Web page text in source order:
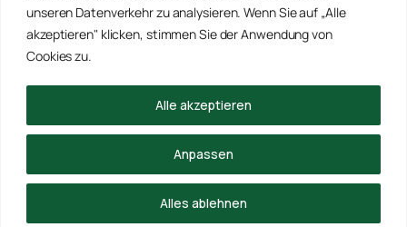
unseren Datenverkehr zu analysieren. Wenn Sie auf „Alle
akzeptieren" klicken, stimmen Sie der Anwendung von
Cookies zu.
Anpassen
Alles ablehnen
Alle akzeptieren
EMPFOHLENE PARTNER
WinRei24 Dienstleistungen
Winterdienst Profi NRW
Winterdienst Niedersachsen
Winterdienst Hansa
Winterdienst Freitag
© 2026 Schädlingsbekämpfung Kraft · Alle Rechte vorbehalten